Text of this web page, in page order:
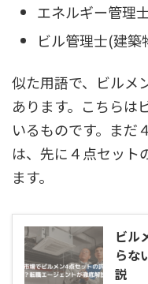
エネルギー管理
ビル管理士(建
似た用語で、ビルメ
あります。こちらは
いるものです。まだ
は、先に４点セット
ます。
ビル
らな
説